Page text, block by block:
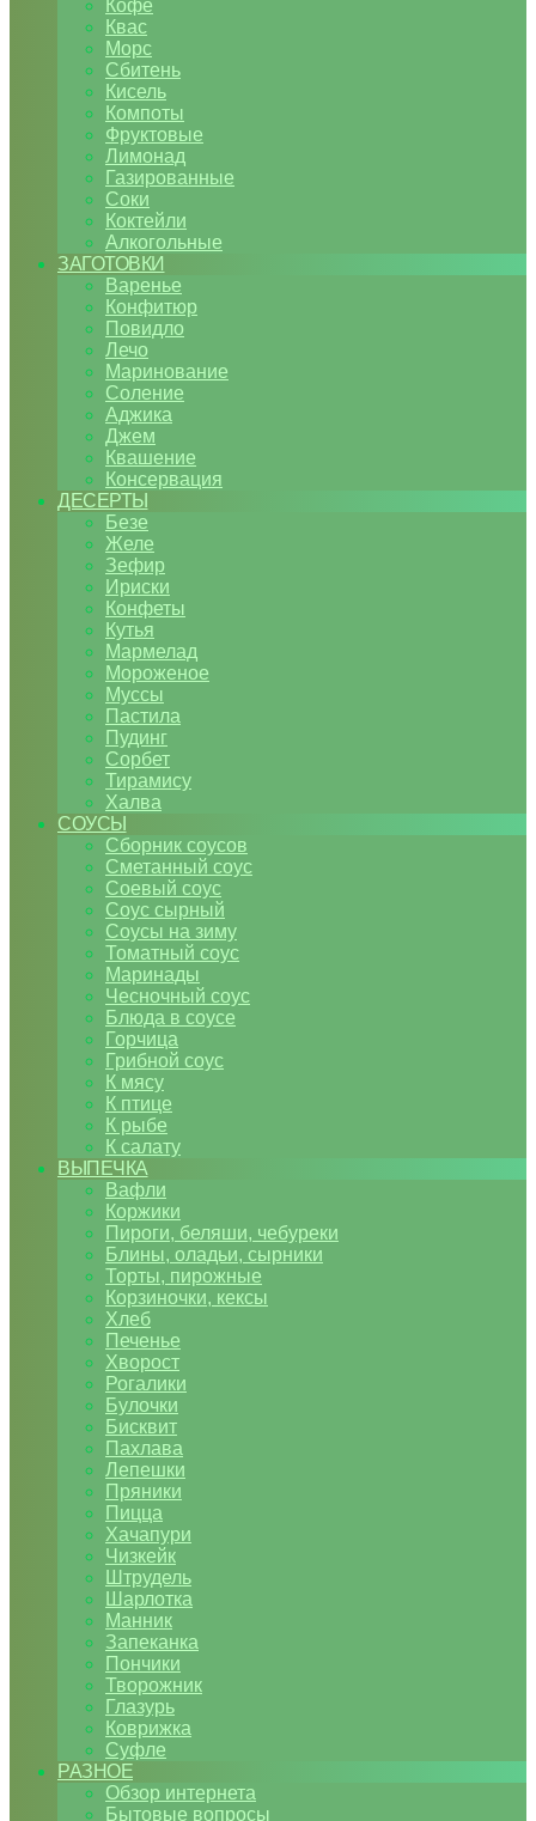
Кофе
Квас
Морс
Сбитень
Кисель
Компоты
Фруктовые
Лимонад
Газированные
Соки
Коктейли
Алкогольные
ЗАГОТОВКИ
Варенье
Конфитюр
Повидло
Лечо
Маринование
Соление
Аджика
Джем
Квашение
Консервация
ДЕСЕРТЫ
Безе
Желе
Зефир
Ириски
Конфеты
Кутья
Мармелад
Мороженое
Муссы
Пастила
Пудинг
Сорбет
Тирамису
Халва
СОУСЫ
Сборник соусов
Сметанный соус
Соевый соус
Соус сырный
Соусы на зиму
Томатный соус
Маринады
Чесночный соус
Блюда в соусе
Горчица
Грибной соус
К мясу
К птице
К рыбе
К салату
ВЫПЕЧКА
Вафли
Коржики
Пироги, беляши, чебуреки
Блины, оладьи, сырники
Торты, пирожные
Корзиночки, кексы
Хлеб
Печенье
Хворост
Рогалики
Булочки
Бисквит
Пахлава
Лепешки
Пряники
Пицца
Хачапури
Чизкейк
Штрудель
Шарлотка
Манник
Запеканка
Пончики
Творожник
Глазурь
Коврижка
Суфле
РАЗНОЕ
Обзор интернета
Бытовые вопросы